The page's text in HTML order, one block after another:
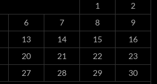
1
2
6 7 8
9
13 14 15
16
20 21 22
23
27 28 29
30